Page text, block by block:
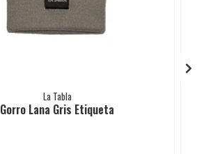
La Tabla
Gorro Lana Gris Etiqueta